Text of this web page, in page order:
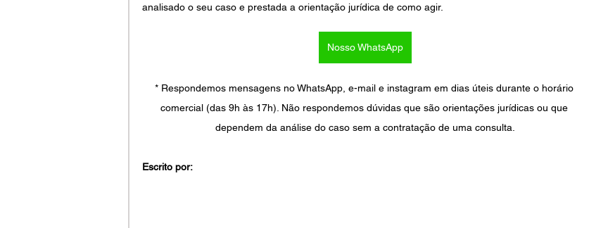
analisado o seu caso e prestada a orientação jurídica de como agir.
Nosso WhatsApp
* Respondemos mensagens no WhatsApp, e-mail e instagram em dias úteis durante o horário
comercial (das 9h às 17h). Não respondemos dúvidas que são orientações jurídicas ou que
dependem da análise do caso sem a contratação de uma consulta.
Escrito por: